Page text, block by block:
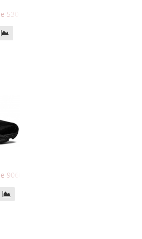
Festival Pack Clay
9060 Triple Black